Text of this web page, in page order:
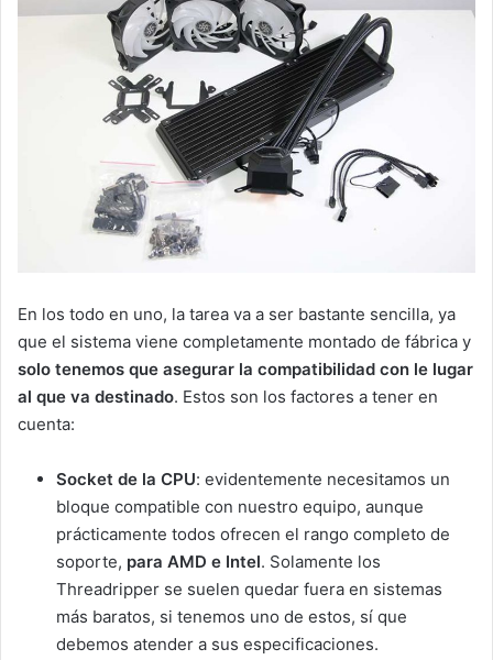
En los todo en uno, la tarea va a ser bastante sencilla, ya
que el sistema viene completamente montado de fábrica y
solo tenemos que asegurar la compatibilidad con le lugar
al que va destinado. Estos son los factores a tener en
cuenta:
Socket de la CPU: evidentemente necesitamos un
bloque compatible con nuestro equipo, aunque
prácticamente todos ofrecen el rango completo de
soporte, para AMD e Intel. Solamente los
Threadripper se suelen quedar fuera en sistemas
más baratos, si tenemos uno de estos, sí que
debemos atender a sus especificaciones.